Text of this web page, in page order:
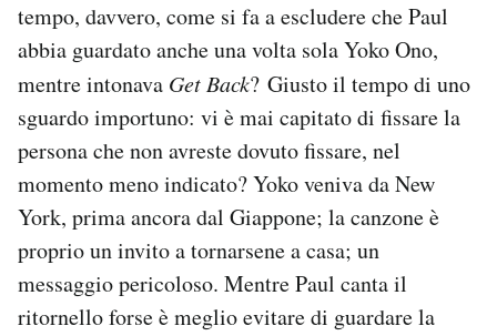
tempo, davvero, come si fa a escludere che Paul
abbia guardato anche una volta sola Yoko Ono,
mentre intonava Get Back? Giusto il tempo di uno
sguardo importuno: vi è mai capitato di fissare la
persona che non avreste dovuto fissare, nel
momento meno indicato? Yoko veniva da New
York, prima ancora dal Giappone; la canzone è
proprio un invito a tornarsene a casa; un
messaggio pericoloso. Mentre Paul canta il
ritornello forse è meglio evitare di guardare la